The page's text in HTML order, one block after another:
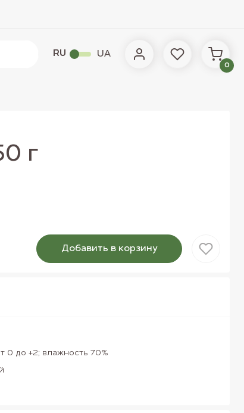
RU UA
0
г
Добавить в корзину
Товар добавлен в корзину
0 до +2; влажность 70%